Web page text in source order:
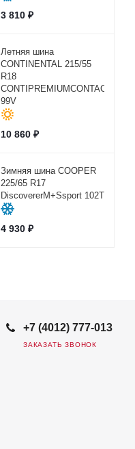
3 810₽
Летняя шина
CONTINENTAL 215/55
R18
CONTIPREMIUMCONTACT2
99V
10 860₽
Зимняя шина COOPER
225/65 R17
DiscovererM+Ssport 102Т
4 930₽
+7 (4012) 777-013
ЗАКАЗАТЬ ЗВОНОК